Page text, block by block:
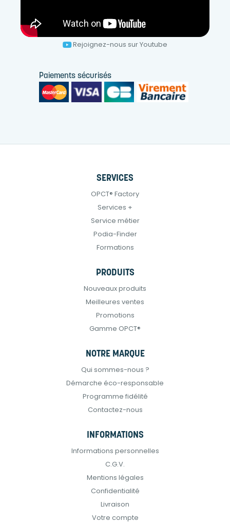
Rejoignez-nous sur Youtube
Paiements sécurisés
SERVICES
OPCT® Factory
Services +
Service métier
Podia-Finder
Formations
PRODUITS
Nouveaux produits
Meilleures ventes
Promotions
Gamme OPCT®
NOTRE MARQUE
Qui sommes-nous ?
Démarche éco-responsable
Programme fidélité
Contactez-nous
INFORMATIONS
Informations personnelles
C.G.V.
Mentions légales
Confidentialité
Livraison
Votre compte